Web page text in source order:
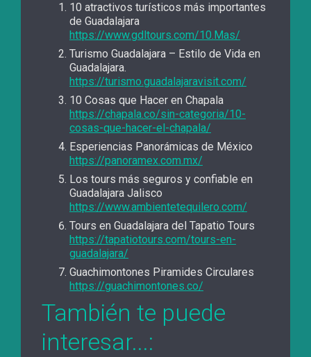
10 atractivos turísticos más importantes
de Guadalajara
https://www.gdltours.com/10.Mas/
Turismo Guadalajara – Estilo de Vida en
Guadalajara.
https://turismo.guadalajaravisit.com/
10 Cosas que Hacer en Chapala
https://chapala.co/sin-categoria/10-
cosas-que-hacer-el-chapala/
Esperiencias Panorámicas de México
https://panoramex.com.mx/
Los tours más seguros y confiable en
Guadalajara Jalisco
https://www.ambientetequilero.com/
Tours en Guadalajara del Tapatio Tours
https://tapatiotours.com/tours-en-
guadalajara/
Guachimontones Piramides Circulares
https://guachimontones.co/
También te puede
interesar...: